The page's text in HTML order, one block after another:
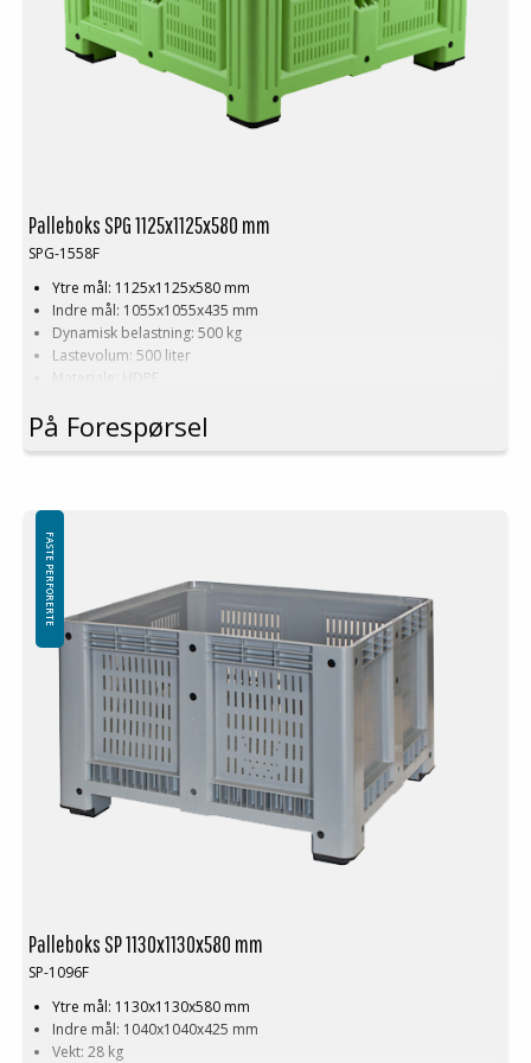
Palleboks SPG 1125x1125x580 mm
SPG-1558F
Ytre mål: 1125x1125x580 mm
Indre mål: 1055x1055x435 mm
Dynamisk belastning: 500 kg
Lastevolum: 500 liter
Materiale: HDPE
Logistikk: 4 stk/pallplasser (112,5x112,5x240 cm)
Tilbehør: Meier
bestilling på mellom 200-2000 stk. Kontakt oss for mer informasjon.
På Forespørsel
Palleboks SP 1130x1130x580 mm
SP-1096F
Ytre mål: 1130x1130x580 mm
Indre mål: 1040x1040x425 mm
Vekt: 28 kg
FASTE PERFORERTE